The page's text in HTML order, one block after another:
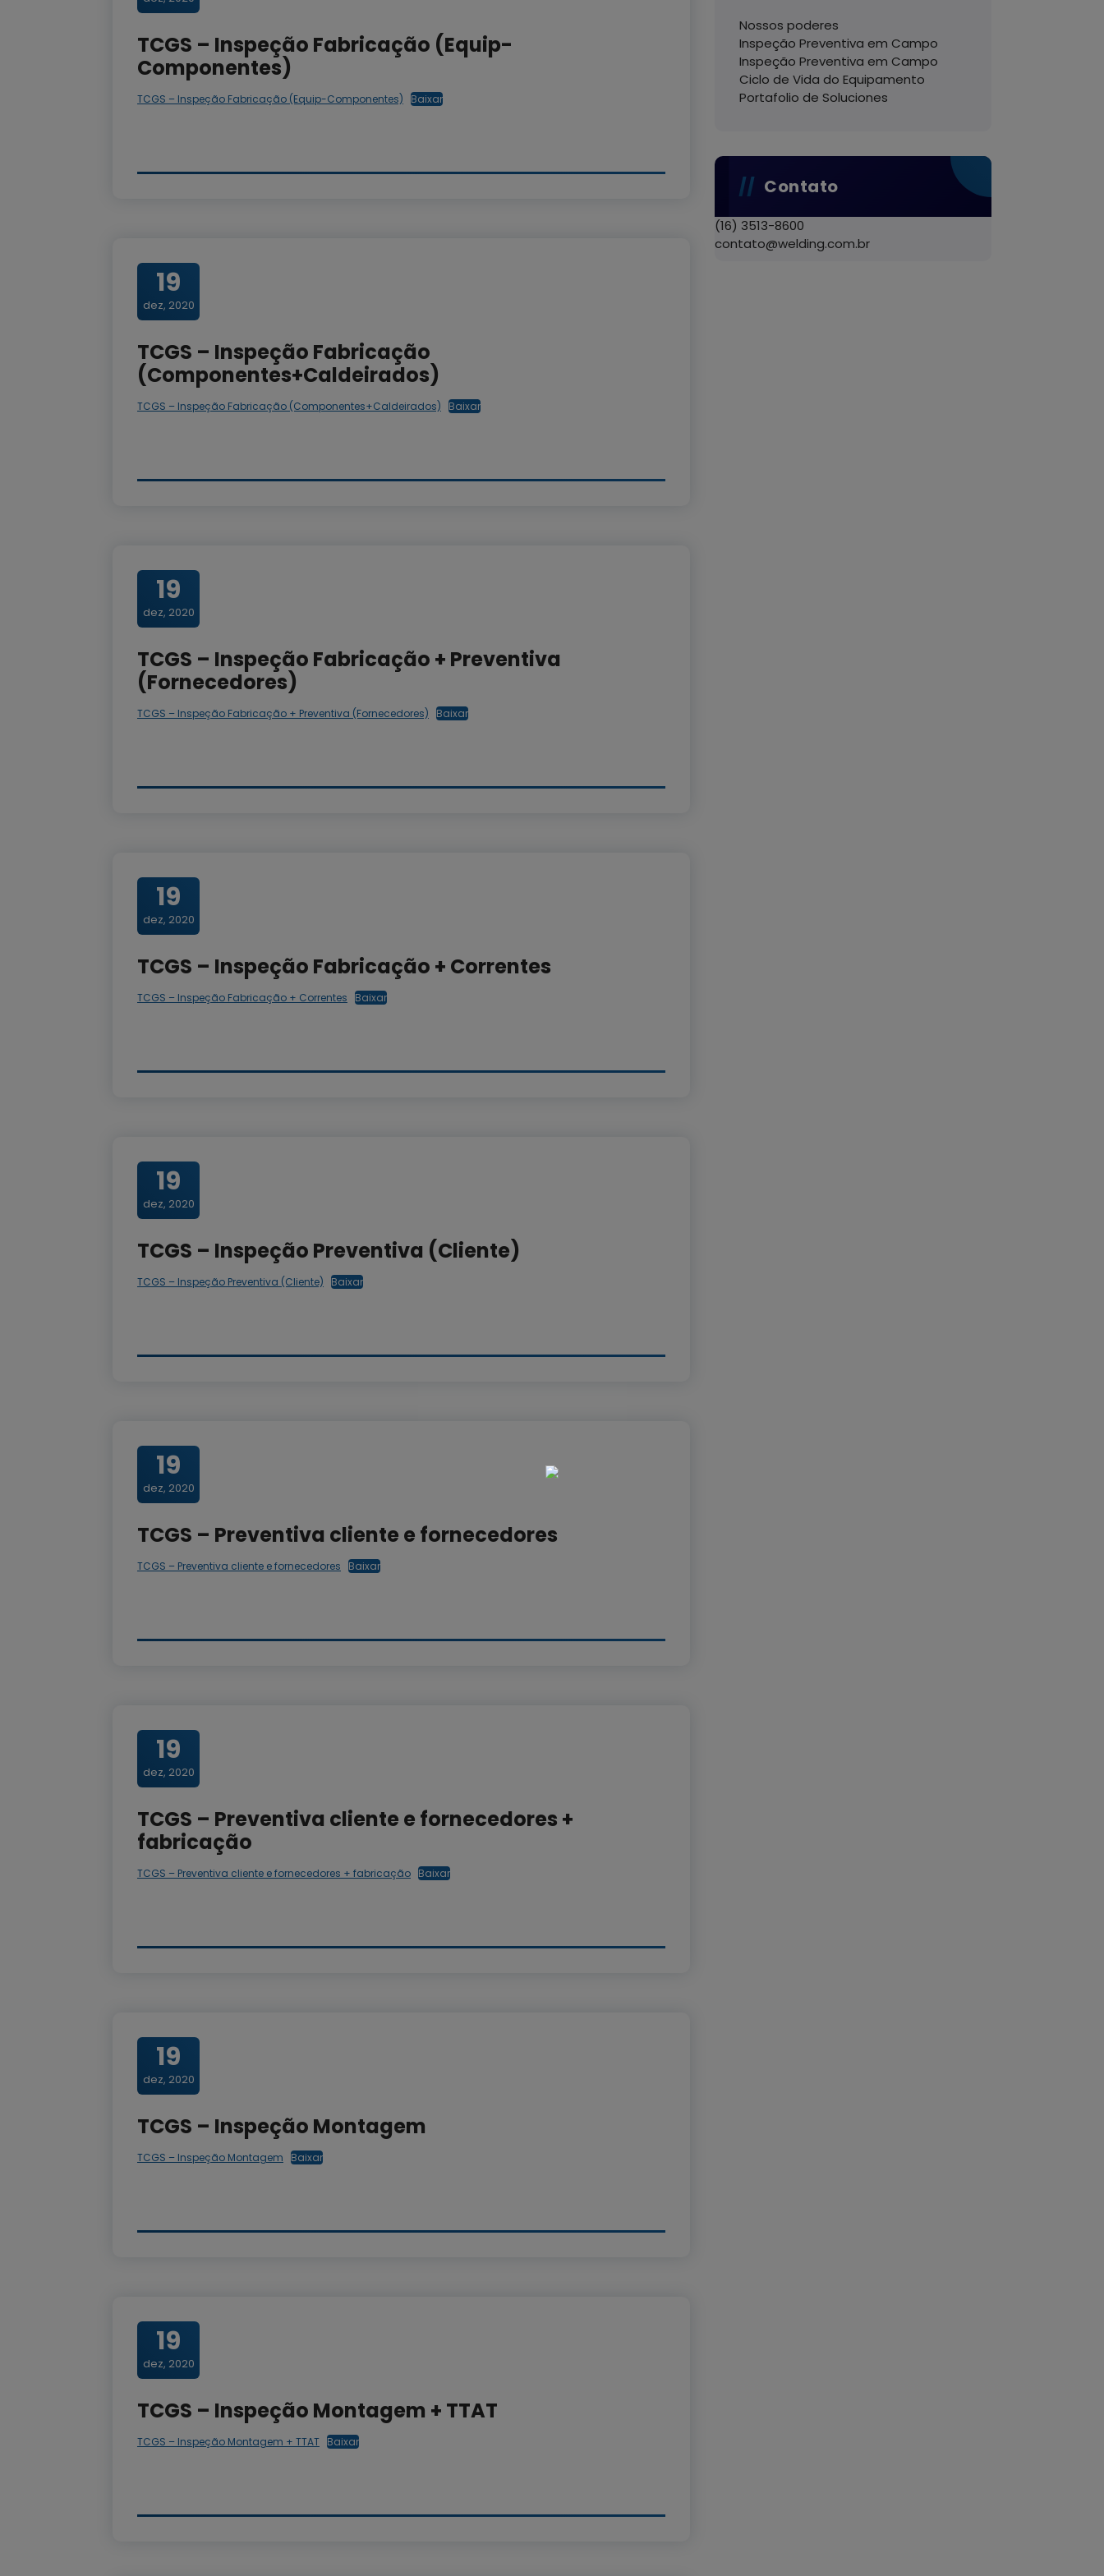
TCGS – Inspeção Fabricação (Equip-
Componentes)
TCGS – Inspeção Fabricação (Equip-Componentes) Baixar
19
dez, 2020
TCGS – Inspeção Fabricação
(Componentes+Caldeirados)
TCGS – Inspeção Fabricação (Componentes+Caldeirados) Baixar
19
dez, 2020
TCGS – Inspeção Fabricação + Preventiva
(Fornecedores)
TCGS – Inspeção Fabricação + Preventiva (Fornecedores) Baixar
19
dez, 2020
TCGS – Inspeção Fabricação + Correntes
TCGS – Inspeção Fabricação + Correntes Baixar
19
dez, 2020
TCGS – Inspeção Preventiva (Cliente)
TCGS – Inspeção Preventiva (Cliente) Baixar
19
dez, 2020
TCGS – Preventiva cliente e fornecedores
TCGS – Preventiva cliente e fornecedores Baixar
19
dez, 2020
TCGS – Preventiva cliente e fornecedores +
fabricação
TCGS – Preventiva cliente e fornecedores + fabricação Baixar
19
dez, 2020
TCGS – Inspeção Montagem
TCGS – Inspeção Montagem Baixar
19
dez, 2020
TCGS – Inspeção Montagem + TTAT
TCGS – Inspeção Montagem + TTAT Baixar
Nossos poderes
Inspeção Preventiva em Campo
Inspeção Preventiva em Campo
Ciclo de Vida do Equipamento
Portafolio de Soluciones
Contato
(16) 3513-8600
contato@welding.com.br